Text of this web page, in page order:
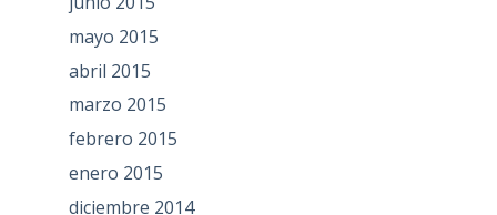
mayo 2015
abril 2015
marzo 2015
febrero 2015
enero 2015
diciembre 2014